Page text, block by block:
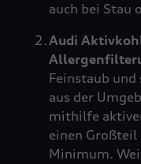
auch bei Stau
Audi
Feinstaub und
aus der
mithilfe
einen Großteil
Minimum.